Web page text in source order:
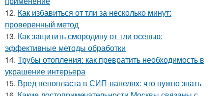
12. Как избавиться от тли за несколько минут:
проверенный метод
13. Как защитить смородину от тли осенью:
эффективные методы обработки
14. Трубы отопления: как превратить необходимость в
украшение интерьера
15. Вред пенопласта в СИП-панелях: что нужно знать